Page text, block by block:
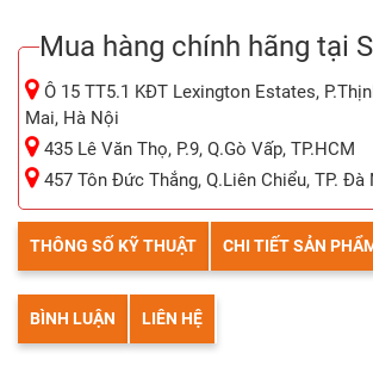
Mua hàng chính hãng tại
Ô 15 TT5.1 KĐT Lexington Estates,
Mai, Hà Nội
435 Lê Văn Thọ, P.9, Q.Gò Vấp, TP.HCM
457 Tôn Đức Thắng, Q.Liên Chiểu, TP. Đà
THÔNG SỐ KỸ THUẬT CHI TIẾT SẢN
BÌNH LUẬN LIÊN HỆ